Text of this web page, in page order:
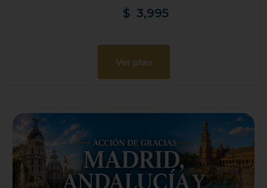
$ 3,995
Ver plan